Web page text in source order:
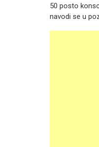
50 posto
navodi se u